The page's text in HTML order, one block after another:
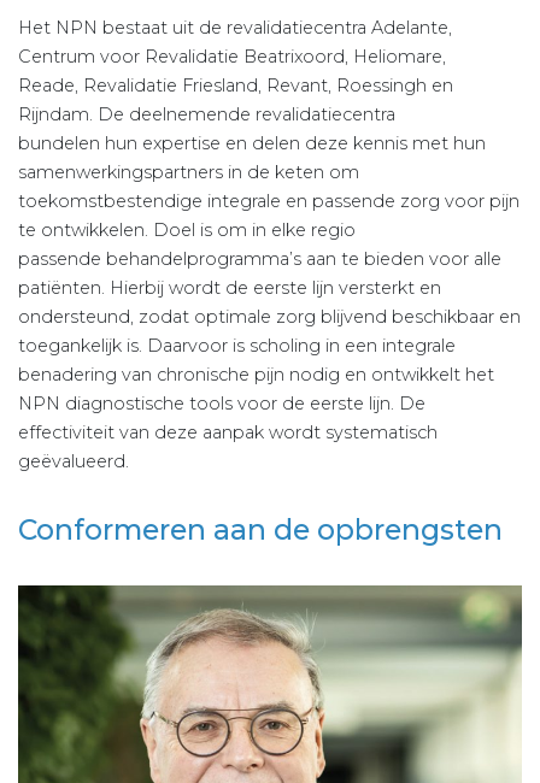
Het NPN bestaat uit de revalidatiecentra Adelante,
Centrum voor Revalidatie Beatrixoord, Heliomare,
Reade, Revalidatie Friesland, Revant, Roessingh en
Rijndam. De deelnemende revalidatiecentra
bundelen hun expertise en delen deze kennis met hun
samenwerkingspartners in de keten om
toekomstbestendige integrale en passende zorg voor pijn
te ontwikkelen. Doel is om in elke regio
passende behandelprogramma’s aan te bieden voor alle
patiënten. Hierbij wordt de eerste lijn versterkt en
ondersteund, zodat optimale zorg blijvend beschikbaar en
toegankelijk is. Daarvoor is scholing in een integrale
benadering van chronische pijn nodig en ontwikkelt het
NPN diagnostische tools voor de eerste lijn. De
effectiviteit van deze aanpak wordt systematisch
geëvalueerd.
Conformeren aan de opbrengsten